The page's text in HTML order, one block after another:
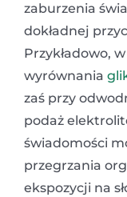
zaburzenia
dokładnej
Przykładowo,
wyrównania
zaś przy
podaż
świadomości
przegrzania
ekspozycji na